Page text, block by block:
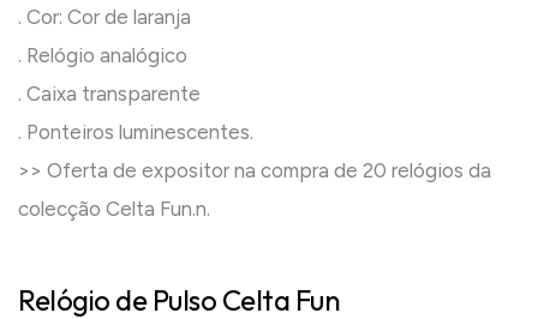
. Cor: Cor de laranja
. Relógio analógico
. Caixa transparente
. Ponteiros luminescentes.
>> Oferta de expositor na compra de 20 relógios da
colecção Celta Fun.n.
Relógio de Pulso Celta Fun